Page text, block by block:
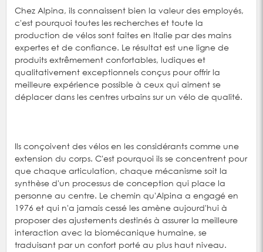
Chez Alpina, ils connaissent bien la valeur des employés,
c'est pourquoi toutes les recherches et toute la
production de vélos sont faites en Italie par des mains
expertes et de confiance. Le résultat est une ligne de
produits extrêmement confortables, ludiques et
qualitativement exceptionnels conçus pour offrir la
meilleure expérience possible à ceux qui aiment se
déplacer dans les centres urbains sur un vélo de qualité.
Ils conçoivent des vélos en les considérants comme une
extension du corps. C'est pourquoi ils se concentrent pour
que chaque articulation, chaque mécanisme soit la
synthèse d'un processus de conception qui place la
personne au centre. Le chemin qu'Alpina a engagé en
1976 et qui n'a jamais cessé les amène aujourd'hui à
proposer des ajustements destinés à assurer la meilleure
interaction avec la biomécanique humaine, se
traduisant par un confort porté au plus haut niveau.